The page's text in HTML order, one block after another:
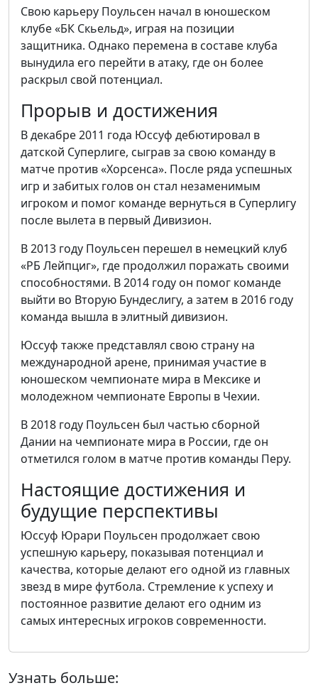
Свою карьеру Поульсен начал в юношеском
клубе «БК Скьельд», играя на позиции
защитника. Однако перемена в составе клуба
вынудила его перейти в атаку, где он более
раскрыл свой потенциал.
Прорыв и достижения
В декабре 2011 года Юссуф дебютировал в
датской Суперлиге, сыграв за свою команду в
матче против «Хорсенса». После ряда успешных
игр и забитых голов он стал незаменимым
игроком и помог команде вернуться в Суперлигу
после вылета в первый Дивизион.
В 2013 году Поульсен перешел в немецкий клуб
«РБ Лейпциг», где продолжил поражать своими
способностями. В 2014 году он помог команде
выйти во Вторую Бундеслигу, а затем в 2016 году
команда вышла в элитный дивизион.
Юссуф также представлял свою страну на
международной арене, принимая участие в
юношеском чемпионате мира в Мексике и
молодежном чемпионате Европы в Чехии.
В 2018 году Поульсен был частью сборной
Дании на чемпионате мира в России, где он
отметился голом в матче против команды Перу.
Настоящие достижения и
будущие перспективы
Юссуф Юрари Поульсен продолжает свою
успешную карьеру, показывая потенциал и
качества, которые делают его одной из главных
звезд в мире футбола. Стремление к успеху и
постоянное развитие делают его одним из
самых интересных игроков современности.
Узнать больше: